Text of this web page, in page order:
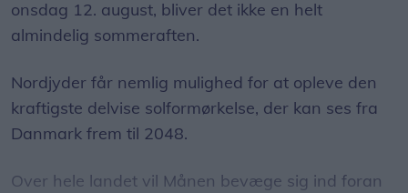
onsdag 12. august, bliver det ikke en helt
almindelig sommeraften.
Nordjyder får nemlig mulighed for at opleve den
kraftigste delvise solformørkelse, der kan ses fra
Danmark frem til 2048.
Over hele landet vil Månen bevæge sig ind foran